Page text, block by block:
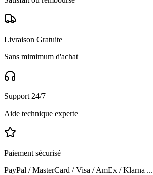
Livraison Gratuite
Sans mimimum d'achat
Support 24/7
Aide technique experte
Paiement sécurisé
PayPal / MasterCard / Visa / AmEx / Klarna ...